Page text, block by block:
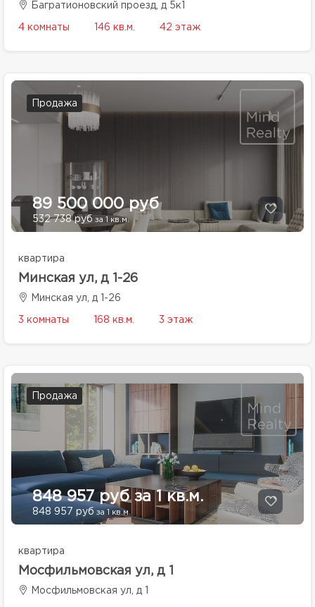
Багратионовский проезд, д 5к1
4 комнаты 146 кв.м. 42 этаж
Продажа
89 500 000 руб
532 738 руб за 1 кв.м.
квартира
Минская ул, д 1-26
Минская ул, д 1-26
3 комнаты 168 кв.м. 3 этаж
Продажа
848 957 руб за 1 кв.м.
848 957 руб за 1 кв.м.
квартира
Мосфильмовская ул, д 1
Мосфильмовская ул, д 1